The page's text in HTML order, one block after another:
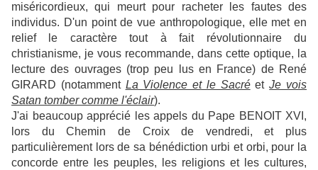
miséricordieux, qui meurt pour racheter les fautes des
individus. D'un point de vue anthropologique, elle met en
relief le caractère tout à fait révolutionnaire du
christianisme, je vous recommande, dans cette optique, la
lecture des ouvrages (trop peu lus en France) de René
GIRARD (notamment La Violence et le SacréetJe vois
Satan tomber comme l'éclair).
J'ai beaucoup apprécié les appels du Pape BENOIT XVI,
lors du Chemin de Croix de vendredi, et plus
particulièrement lors de sa bénédiction urbi et orbi, pour la
concorde entre les peuples, les religions et les cultures,